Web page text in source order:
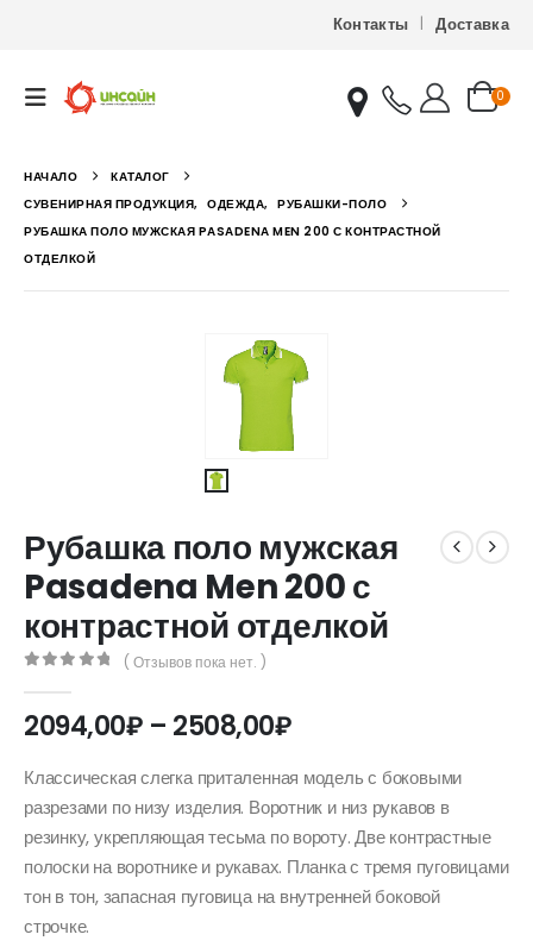
Контакты Доставка
0
НАЧАЛО
КАТАЛОГ
СУВЕНИРНАЯ ПРОДУКЦИЯ, ОДЕЖДА, РУБАШКИ-ПОЛО
РУБАШКА ПОЛО МУЖСКАЯ PASADENA MEN 200 С КОНТРАСТНОЙ
ОТДЕЛКОЙ
Рубашка поло мужская
Pasadena Men 200 с
контрастной отделкой
( Отзывов пока нет. )
2094,00₽ – 2508,00₽Диапазон
2094,00₽
–
2508,00₽
Классическая слегка приталенная модель с боковыми
разрезами по низу изделия. Воротник и низ рукавов в
резинку, укрепляющая тесьма по вороту. Две контрастные
полоски на воротнике и рукавах. Планка с тремя пуговицами
тон в тон, запасная пуговица на внутренней боковой
строчке.